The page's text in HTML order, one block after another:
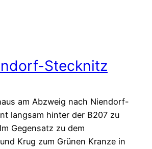
Stecknitz
am Abzweig nach Niendorf-
langsam hinter der B207 zu
Gegensatz zu dem
Krug zum Grünen Kranze in